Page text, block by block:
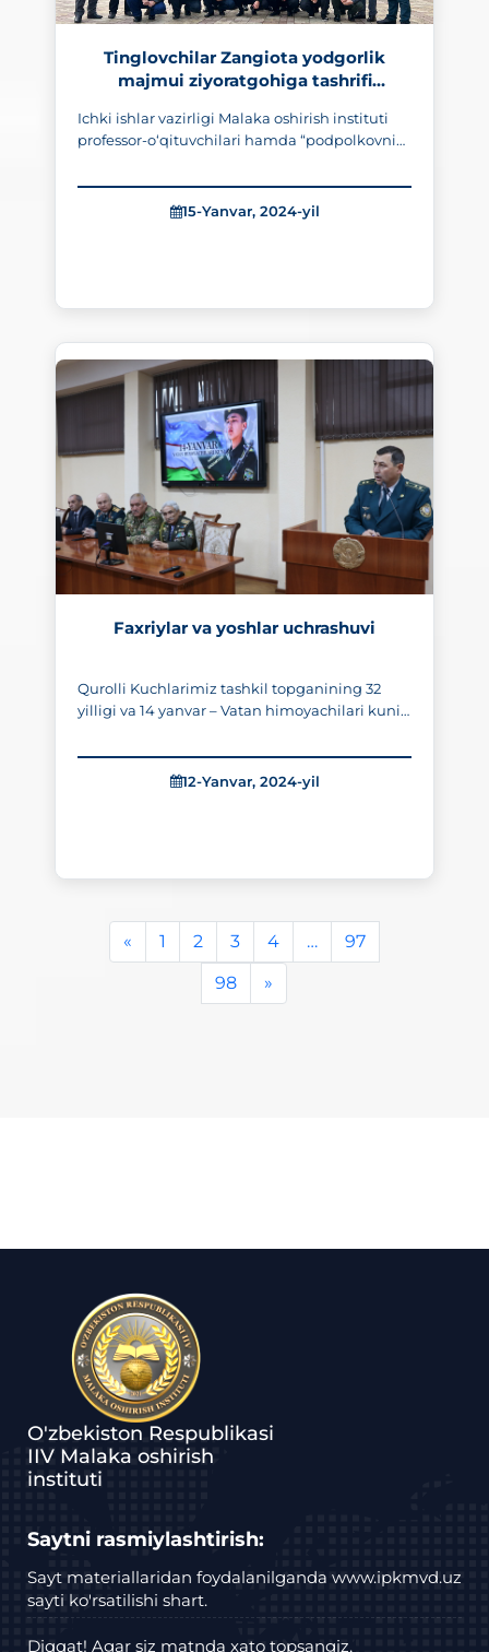
Tinglovchilar Zangiota yodgorlik
majmui ziyoratgohiga tashrifi
Ichki ishlar vazirligi Malaka oshirish instituti
professor-o‘qituvchilari hamda “podpolkovnik”
tinglovchilarining Zangiota yodgorlik majmui
ziyoratgohiga tashrifi uyushtirildi.
15-Yanvar, 2024-yil
367
Faxriylar va yoshlar uchrashuvi
Qurolli Kuchlarimiz tashkil topganining 32
yilligi va 14 yanvar – Vatan himoyachilari kuni
tizimlaridan iste’foga chiqqan faxriylarining
Ichki ishlar vazirligi Malaka oshirish institutida
12-Yanvar, 2024-yil
330
« 1 2 3 4 …
97
98
»
O'zbekiston Respublikasi
IIV Malaka oshirish
instituti
Saytni rasmiylashtirish:
Sayt materiallaridan foydalanilganda www.ipkmvd.uz
sayti ko'rsatilishi shart.
Diqqat! Agar siz matnda xato topsangiz,